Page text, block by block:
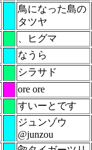
鳥になった島の
タツヤ
、ヒグマ
なうら
シラサド
ore ore
すいーとです
ジュンゾウ
@junzou